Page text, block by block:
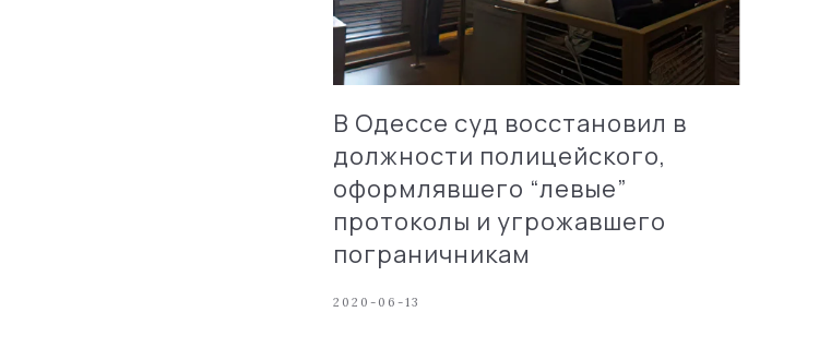
В Одессе суд восстановил в
должности полицейского,
оформлявшего “левые”
протоколы и угрожавшего
пограничникам
2020-06-13